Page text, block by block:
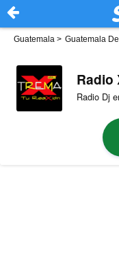
Guatemala > Guatemala
Radio
Radio Dj